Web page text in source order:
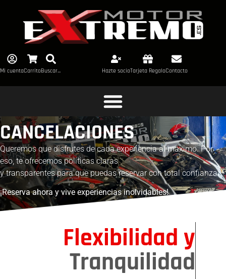
Mi cuentaCarritoBuscar... Hazte socioTarjeta RegaloContacto
CANCELACIONES
Queremos que disfrutes de cada experiencia al máximo. Por
eso, te ofrecemos políticas claras
y transparentes para que puedas reservar con total confianza.
¡Reserva ahora y vive experiencias inolvidables!
Flexibilidad y
Tranquilidad